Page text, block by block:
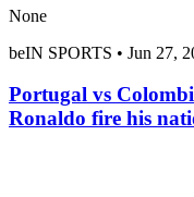
None
beIN SPORTS • Jun 27,
Portugal vs
Ronaldo fire his